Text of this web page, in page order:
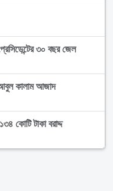
৩০ বছর জেল
আবুল কালাম আজাদ
কোটি টাকা বরাদ্দ